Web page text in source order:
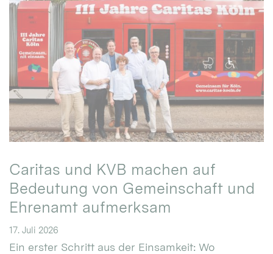
Caritas und KVB machen auf
Bedeutung von Gemeinschaft und
Ehrenamt aufmerksam
17. Juli 2026
Ein erster Schritt aus der Einsamkeit: Wo